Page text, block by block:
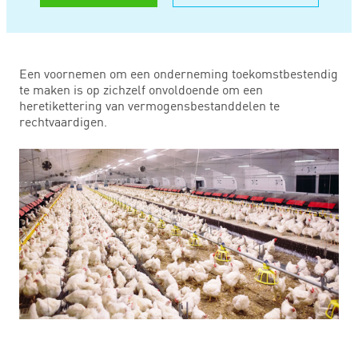
VOOR BOR
Een voornemen om een onderneming toekomstbestendig
te maken is op zichzelf onvoldoende om een
heretikettering van vermogensbestanddelen te
rechtvaardigen.